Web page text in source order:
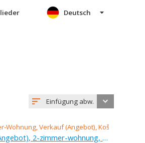
Deutsch
Einfügung abw.
Verkauf (Angebot), 2-zimmer-wohnung, 54 m